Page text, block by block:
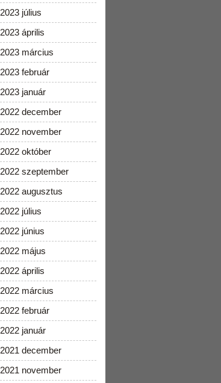
2023 július
2023 április
2023 március
2023 február
2023 január
2022 december
2022 november
2022 október
2022 szeptember
2022 augusztus
2022 július
2022 június
2022 május
2022 április
2022 március
2022 február
2022 január
2021 december
2021 november